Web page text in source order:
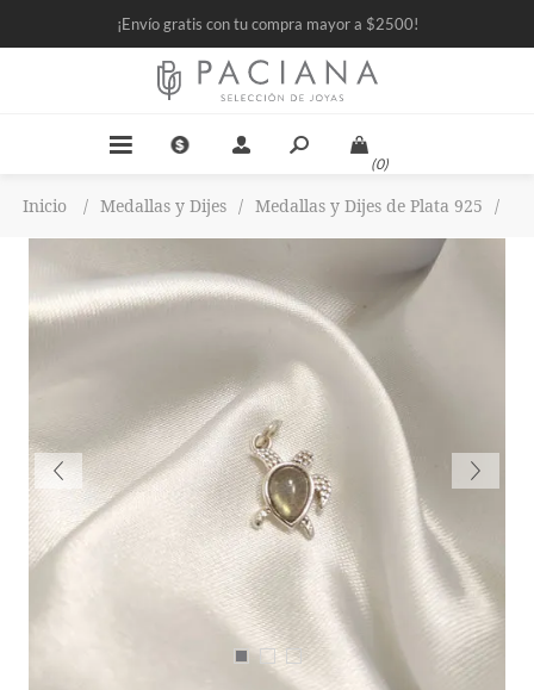
¡Envío gratis con tu compra mayor a $2500!
(0)
Inicio / Medallas y Dijes / Medallas y Dijes de Plata 925 /